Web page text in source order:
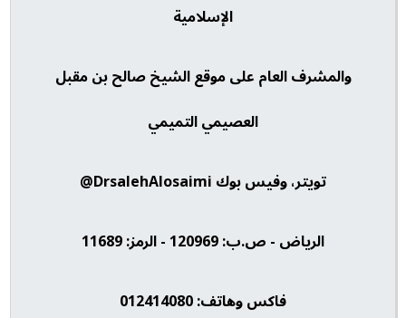
الإسلامية
والمشرف العام على موقع الشيخ صالح بن مقبل
العصيمي التميمي
تويتر، وفيس بوك DrsalehAlosaimi@
الرياض - ص.ب: 120969 - الرمز: 11689
فاكس وهاتف: 012414080